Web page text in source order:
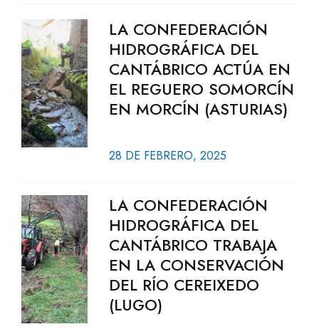
LA CONFEDERACIÓN
HIDROGRÁFICA DEL
CANTÁBRICO ACTÚA EN
EL REGUERO SOMORCÍN
EN MORCÍN (ASTURIAS)
28 DE FEBRERO, 2025
LA CONFEDERACIÓN
HIDROGRÁFICA DEL
CANTÁBRICO TRABAJA
EN LA CONSERVACIÓN
DEL RÍO CEREIXEDO
(LUGO)